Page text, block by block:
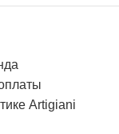
Artigiani